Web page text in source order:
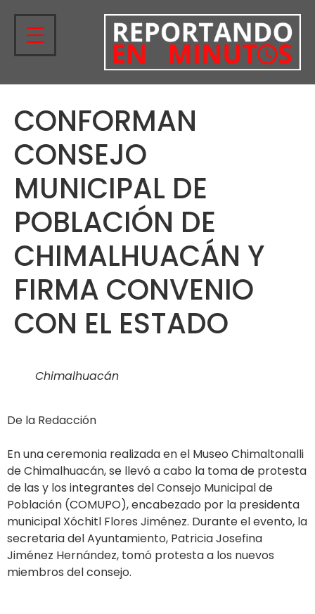
CONFORMAN
CONSEJO
MUNICIPAL DE
POBLACIÓN DE
CHIMALHUACÁN Y
FIRMA CONVENIO
CON EL ESTADO
Chimalhuacán
De la Redacción
En una ceremonia realizada en el Museo Chimaltonalli
de Chimalhuacán, se llevó a cabo la toma de protesta
de las y los integrantes del Consejo Municipal de
Población (COMUPO), encabezado por la presidenta
municipal Xóchitl Flores Jiménez. Durante el evento, la
secretaria del Ayuntamiento, Patricia Josefina
Jiménez Hernández, tomó protesta a los nuevos
miembros del consejo.